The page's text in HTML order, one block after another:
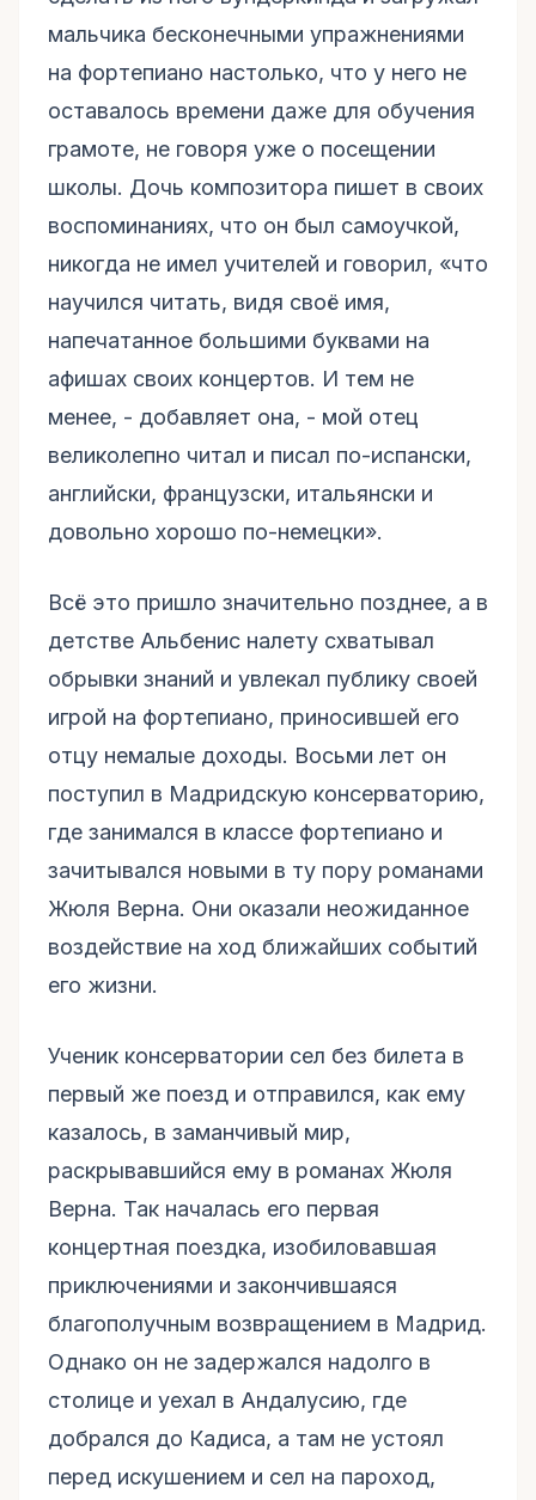
мальчика бесконечными упражнениями
на фортепиано настолько, что у него не
оставалось времени даже для обучения
грамоте, не говоря уже о посещении
школы. Дочь композитора пишет в своих
воспоминаниях, что он был самоучкой,
никогда не имел учителей и говорил, «что
научился читать, видя своё имя,
напечатанное большими буквами на
афишах своих концертов. И тем не
менее, - добавляет она, - мой отец
великолепно читал и писал по-испански,
английски, французски, итальянски и
довольно хорошо по-немецки».
Всё это пришло значительно позднее, а в
детстве Альбенис налету схватывал
обрывки знаний и увлекал публику своей
игрой на фортепиано, приносившей его
отцу немалые доходы. Восьми лет он
поступил в Мадридскую консерваторию,
где занимался в классе фортепиано и
зачитывался новыми в ту пору романами
Жюля Верна. Они оказали неожиданное
воздействие на ход ближайших событий
его жизни.
Ученик консерватории сел без билета в
первый же поезд и отправился, как ему
казалось, в заманчивый мир,
раскрывавшийся ему в романах Жюля
Верна. Так началась его первая
концертная поездка, изобиловавшая
приключениями и закончившаяся
благополучным возвращением в Мадрид.
Однако он не задержался надолго в
столице и уехал в Андалусию, где
добрался до Кадиса, а там не устоял
перед искушением и сел на пароход,